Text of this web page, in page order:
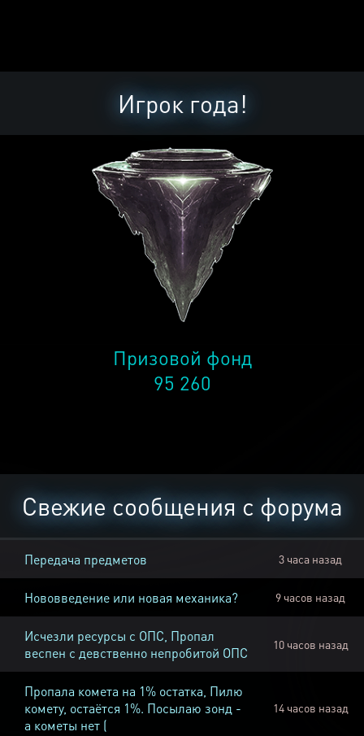
Игрок года!
Призовой фонд
95 260
Свежие сообщения с форума
Передача предметов 3 часа назад
Нововведение или новая механика? 9 часов назад
Исчезли ресурсы с ОПС, Пропал
веспен с девственно непробитой ОПС
10 часов назад
Пропала комета на 1% остатка, Пилю
комету, остаётся 1%. Посылаю зонд -
а кометы нет (
14 часов назад